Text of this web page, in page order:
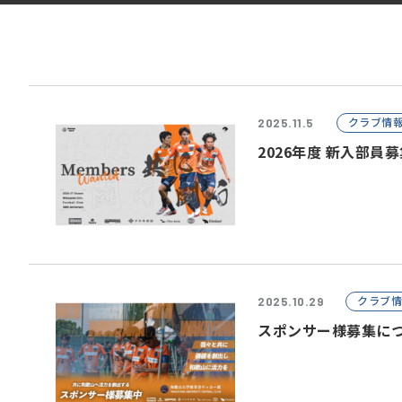
2025.11.5 クラブ情
2026年度 新入部員募
2025.10.29 クラブ
スポンサー様募集に